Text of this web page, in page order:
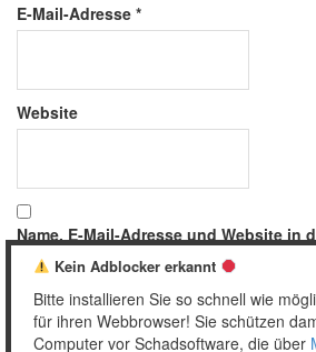
E-Mail-Adresse *
Website
Name, E-Mail-Adresse und Website in
meinen nächsten Kommentar speichern.
Kein Adblocker erkannt
Bitte installieren Sie so schnell wie
für ihren Webbrowser! Sie schützen
Computer vor Schadsoftware, die über